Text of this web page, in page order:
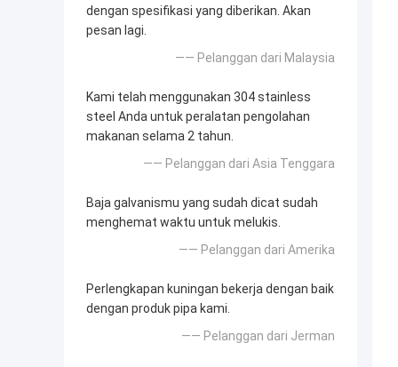
dengan spesifikasi yang diberikan. Akan
pesan lagi.
—— Pelanggan dari Malaysia
Kami telah menggunakan 304 stainless
steel Anda untuk peralatan pengolahan
makanan selama 2 tahun.
—— Pelanggan dari Asia Tenggara
Baja galvanismu yang sudah dicat sudah
menghemat waktu untuk melukis.
—— Pelanggan dari Amerika
Perlengkapan kuningan bekerja dengan baik
dengan produk pipa kami.
—— Pelanggan dari Jerman